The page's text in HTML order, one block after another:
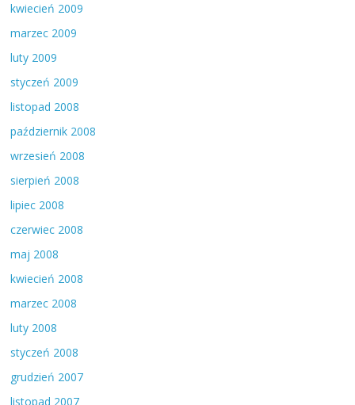
kwiecień 2009
marzec 2009
luty 2009
styczeń 2009
listopad 2008
październik 2008
wrzesień 2008
sierpień 2008
lipiec 2008
czerwiec 2008
maj 2008
kwiecień 2008
marzec 2008
luty 2008
styczeń 2008
grudzień 2007
listopad 2007